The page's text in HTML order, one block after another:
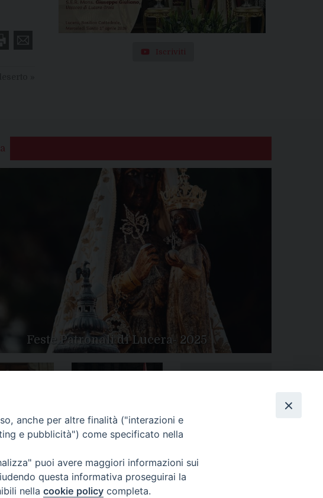
Iscriviti
Feste Patronali di Lucera- 2025
Giubilare
2025
Diocesi
anche per altre finalità ("interazioni e
e pubblicità") come specificato nella
puoi avere maggiori informazioni sui
questa informativa proseguirai la
nella cookie policy completa.